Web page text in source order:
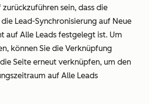
sein, dass die
Lead-Synchronisierung auf Neue
auf Alle Leads festgelegt ist. Um
können Sie die Verknüpfung
Seite erneut verknüpfen, um den
auf Alle Leads